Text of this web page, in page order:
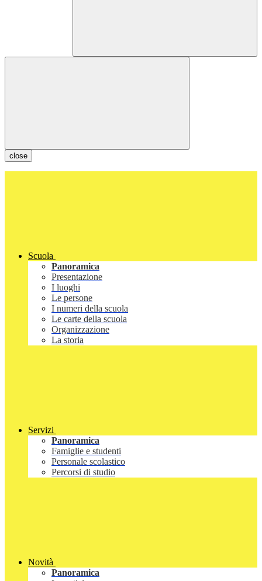
close
Scuola
Panoramica
Presentazione
I luoghi
Le persone
I numeri della scuola
Le carte della scuola
Organizzazione
La storia
Servizi
Panoramica
Famiglie e studenti
Personale scolastico
Percorsi di studio
Novità
Panoramica